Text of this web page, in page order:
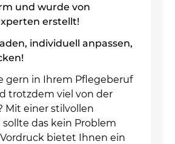
und wurde von
erstellt!
individuell anpassen,
gern in Ihrem Pflegeberuf
trotzdem viel von der
Mit einer stilvollen
das kein Problem
Vordruck bietet Ihnen ein